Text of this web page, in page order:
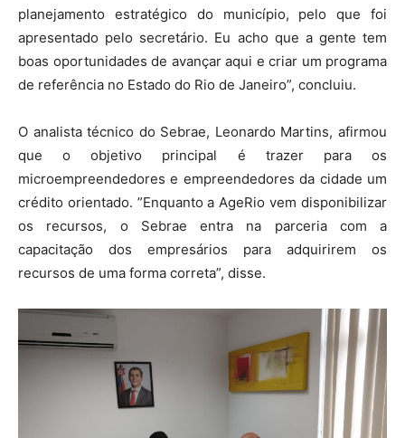
planejamento estratégico do município, pelo que foi
apresentado pelo secretário. Eu acho que a gente tem
boas oportunidades de avançar aqui e criar um programa
de referência no Estado do Rio de Janeiro”, concluiu.
O analista técnico do Sebrae, Leonardo Martins, afirmou
que o objetivo principal é trazer para os
microempreendedores e empreendedores da cidade um
crédito orientado. ”Enquanto a AgeRio vem disponibilizar
os recursos, o Sebrae entra na parceria com a
capacitação dos empresários para adquirirem os
recursos de uma forma correta”, disse.